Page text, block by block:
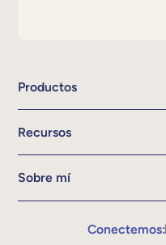
Productos
Recursos
Sobre mí
Conectemos: